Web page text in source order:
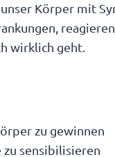
Körper mit
wirklich geht.
zu gewinnen
sensibilisieren